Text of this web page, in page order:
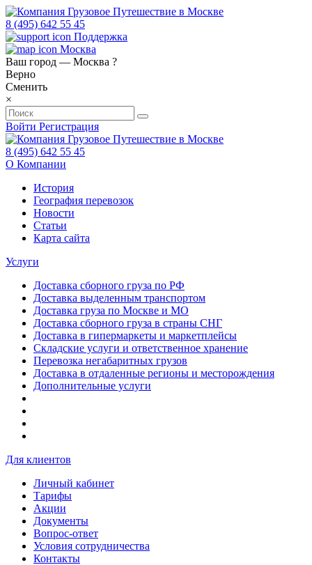
8 (495) 642 55 45
Поддержка
Москва
Ваш город — Москва ?
Верно
Сменить
×
Войти Регистрация
8 (495) 642 55 45
О Компании
История
География перевозок
Новости
Статьи
Карта сайта
Услуги
Доставка сборного груза по РФ
Доставка выделенным транспортом
Доставка груза по Москве и МО
Доставка сборного груза в страны СНГ
Доставка в гипермаркеты и маркетплейсы
Складские услуги и ответственное хранение
Перевозка негабаритных грузов
Доставка в отдаленные регионы и месторождения
Дополнительные услуги
Для клиентов
Личный кабинет
Тарифы
Акции
Документы
Вопрос-ответ
Условия сотрудничества
Контакты